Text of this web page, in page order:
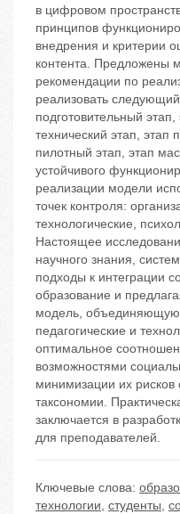
в цифровом
принципов
внедрения и критерии
контента. Предложены
рекомендации по
реализовать
подготовительный
технический этап, этап
пилотный этап, этап
устойчивого
реализации модели
точек контроля:
технологические,
Настоящее
научного знания,
подходы к интеграции
образование и
модель, объединяющую
педагогические и
оптимальное
возможностями
минимизации их рисков
таксономии.
заключается в
для преподавателей.
Ключевые слова:
технологии, студенты,